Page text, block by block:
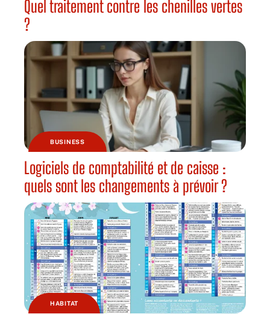
Quel traitement contre les chenilles vertes
?
BUSINESS
Logiciels de comptabilité et de caisse :
quels sont les changements à prévoir ?
HABITAT